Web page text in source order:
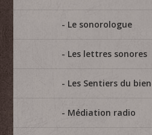
Le sonorologue
Les lettres sonores
Les Sentiers du
Médiation radio